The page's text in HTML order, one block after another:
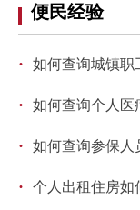
政民互动
12345网上接诉即
参与调查
走进北京
便民经验
· 如何查询城镇职
· 如何查询个人医
· 如何查询参保人
· 个人出租住房如